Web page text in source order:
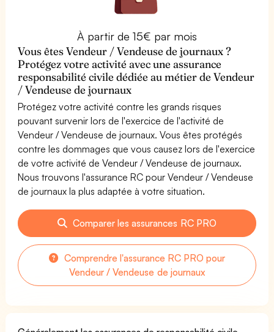
À partir de 15€ par mois
Vous êtes Vendeur / Vendeuse de journaux ?
Protégez votre activité avec une assurance
responsabilité civile dédiée au métier de Vendeur
/ Vendeuse de journaux
Protégez votre activité contre les grands risques
pouvant survenir lors de l'exercice de l'activité de
Vendeur / Vendeuse de journaux. Vous êtes protégés
contre les dommages que vous causez lors de l'exercice
de votre activité de Vendeur / Vendeuse de journaux.
Nous trouvons l'assurance RC pour Vendeur / Vendeuse
de journaux la plus adaptée à votre situation.
Comparer les assurances RC PRO
Comprendre l'assurance RC PRO pour
Vendeur / Vendeuse de journaux